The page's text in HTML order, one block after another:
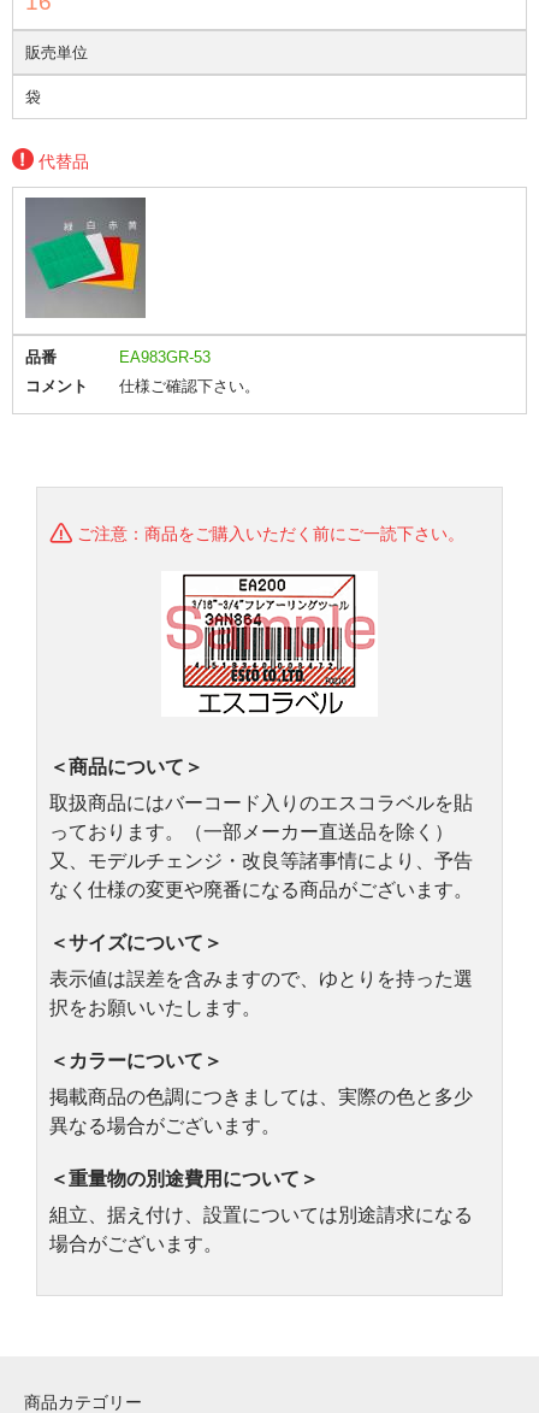
販売単位
袋
代替品
品番
EA983GR-53
コメント
仕様ご確認下さい。
ご注意：商品をご購入いただく前にご一読下さい。
＜商品について＞
取扱商品にはバーコード入りのエスコラベルを貼
っております。（一部メーカー直送品を除く）
又、モデルチェンジ・改良等諸事情により、予告
なく仕様の変更や廃番になる商品がございます。
＜サイズについて＞
表示値は誤差を含みますので、ゆとりを持った選
択をお願いいたします。
＜カラーについて＞
掲載商品の色調につきましては、実際の色と多少
異なる場合がございます。
＜重量物の別途費用について＞
組立、据え付け、設置については別途請求になる
場合がございます。
商品カテゴリー